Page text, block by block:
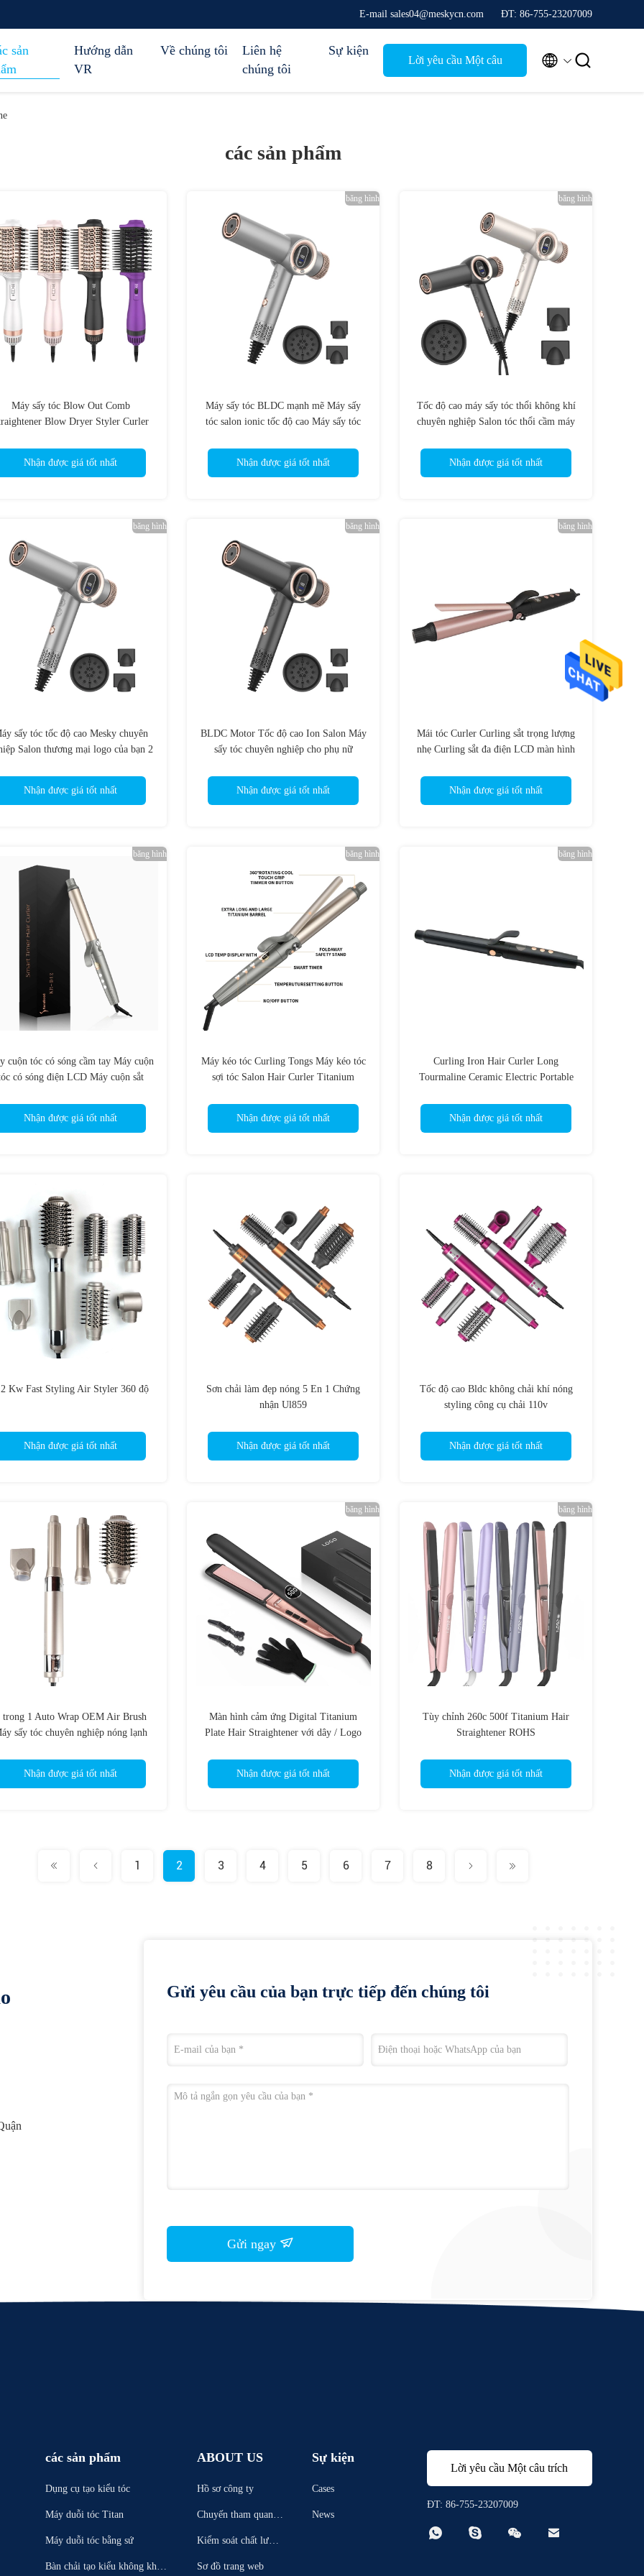
E-mail sales04@meskycn.com ĐT: 86-755-23207009
sản
Hướng dẫn
VR
Về chúng tôi
Liên hệ
chúng tôi
Sự kiện
Lời yêu cầu Một câu  
các sản phẩm
Máy sấy tóc Blow Out Comb
Blow Dryer Styler Curler
Nhận được giá tốt nhất
băng hình
Máy sấy tóc BLDC mạnh mẽ Máy sấy
tóc salon ionic tốc độ cao Máy sấy tóc
Nhận được giá tốt nhất
băng hình
Tốc độ cao máy sấy tóc thổi không khí
chuyên nghiệp Salon tóc thổi cầm máy
Nhận được giá tốt nhất
băng hình
sấy tóc tốc độ cao Mesky chuyên
Salon thương mại logo của bạn 2
Nhận được giá tốt nhất
băng hình
BLDC Motor Tốc độ cao Ion Salon Máy
sấy tóc chuyên nghiệp cho phụ nữ
Nhận được giá tốt nhất
băng hình
Mái tóc Curler Curling sắt trọng lượng
nhẹ Curling sắt đa điện LCD màn hình
Nhận được giá tốt nhất
băng hình
cuộn tóc có sóng cầm tay Máy cuộn
có sóng điện LCD Máy cuộn sắt
Nhận được giá tốt nhất
băng hình
Máy kéo tóc Curling Tongs Máy kéo tóc
sợi tóc Salon Hair Curler Titanium
Nhận được giá tốt nhất
băng hình
Curling Iron Hair Curler Long
Tourmaline Ceramic Electric Portable
Nhận được giá tốt nhất
Kw Fast Styling Air Styler 360 độ
Nhận được giá tốt nhất
Sơn chải làm đẹp nóng 5 En 1 Chứng
nhận Ul859
Nhận được giá tốt nhất
Tốc độ cao Bldc không chải khí nóng
styling công cụ chải 110v
Nhận được giá tốt nhất
trong 1 Auto Wrap OEM Air Brush
sấy tóc chuyên nghiệp nóng lạnh
Nhận được giá tốt nhất
băng hình
Màn hình cảm ứng Digital Titanium
Plate Hair Straightener với dây / Logo
Nhận được giá tốt nhất
băng hình
Tùy chỉnh 260c 500f Titanium Hair
Straightener ROHS
Nhận được giá tốt nhất
1 2 3 4 5 6 7 8
Gửi yêu cầu của bạn trực tiếp đến chúng tôi
Gửi ngay
các sản phẩm
Dụng cụ tạo kiểu tóc
Máy duỗi tóc Titan
Máy duỗi tóc bằng sứ
Bàn chải tạo kiểu không khí n
ABOUT US
Hồ sơ công ty
Chuyến tham quan n
hà máy
Kiểm soát chất lượn
Sơ đồ trang web
Sự kiện
Cases
News
Lời yêu cầu Một câu trích
dẫn
ĐT: 86-755-23207009
   